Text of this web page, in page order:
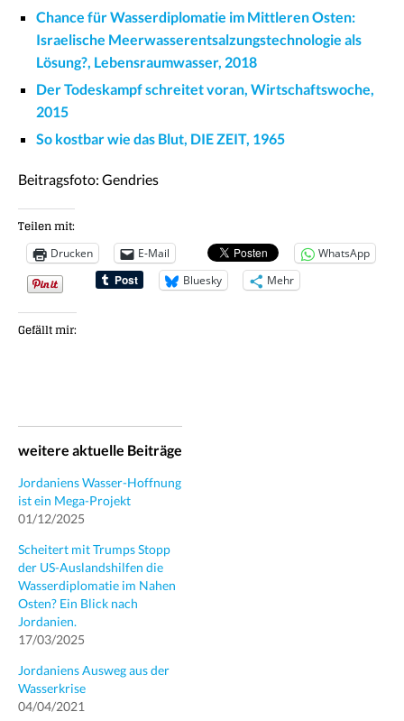
Chance für Wasserdiplomatie im Mittleren Osten:
Israelische Meerwasserentsalzungstechnologie als
Lösung?, Lebensraumwasser, 2018
Der Todeskampf schreitet voran, Wirtschaftswoche,
2015
So kostbar wie das Blut, DIE ZEIT, 1965
Beitragsfoto: Gendries
Teilen mit:
Drucken E-Mail
WhatsApp
Bluesky
Mehr
Gefällt mir:
weitere aktuelle Beiträge
Jordaniens Wasser-Hoffnung
ist ein Mega-Projekt
01/12/2025
Scheitert mit Trumps Stopp
der US-Auslandshilfen die
Wasserdiplomatie im Nahen
Osten? Ein Blick nach
Jordanien.
17/03/2025
Jordaniens Ausweg aus der
Wasserkrise
04/04/2021